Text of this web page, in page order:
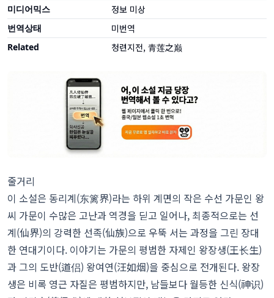
미디어믹스 정보 미상
번역상태 미번역
Related 청련지전, 青莲之巅
줄거리
이 소설은 동리계(东篱界)라는 하위 계면의 작은 수선 가문인 왕
씨 가문이 수많은 고난과 역경을 딛고 일어나, 최종적으로는 선
계(仙界)의 강력한 선족(仙族)으로 우뚝 서는 과정을 그린 장대
한 연대기이다. 이야기는 가문의 평범한 자제인 왕장생(王长生)
과 그의 도반(道侣) 왕여연(汪如烟)을 중심으로 전개된다. 왕장
생은 비록 영근 자질은 평범하지만, 남들보다 월등한 신식(神识)